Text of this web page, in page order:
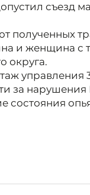
съезд
полученных
и женщина с
округа.
управления
за нарушения
состояния